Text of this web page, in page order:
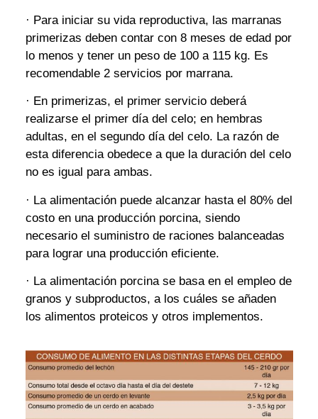
· Para iniciar su vida reproductiva, las marranas
primerizas deben contar con 8 meses de edad por
lo menos y tener un peso de 100 a 115 kg. Es
recomendable 2 servicios por marrana.
· En primerizas, el primer servicio deberá
realizarse el primer día del celo; en hembras
adultas, en el segundo día del celo. La razón de
esta diferencia obedece a que la duración del celo
no es igual para ambas.
· La alimentación puede alcanzar hasta el 80% del
costo en una producción porcina, siendo
necesario el suministro de raciones balanceadas
para lograr una producción eficiente.
· La alimentación porcina se basa en el empleo de
granos y subproductos, a los cuáles se añaden
los alimentos proteicos y otros implementos.